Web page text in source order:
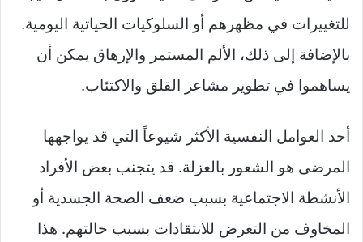
للتغييرات في مظهرهم أو السلوكيات الحياتية اليومية.
بالإضافة إلى ذلك، الألم المستمر والإرهاق يمكن أن
يساهموا في تطوير مشاعر القلق والاكتئاب.
أحد العوامل النفسية الأكثر شيوعاً التي قد يواجهها
المرضى هو الشعور بالعزلة. قد يتجنب بعض الأفراد
الأنشطة الاجتماعية بسبب ضعف الصحة الجسدية أو
المخاوف من التعرض للانتقادات بسبب حالتهم. هذا